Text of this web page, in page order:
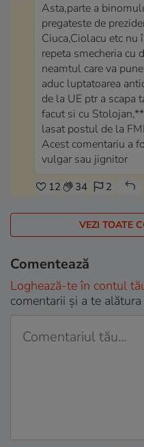
Asta,parte a
pregateste de
Ciuca,Ciolacu etc
repeta smecheria cu
neamtul care va
aduc luptatoarea
de la UE ptr a scapa
facut si cu
lasat postul de la
Acest comentariu a
vulgar sau jignitor
12 34 2
VEZI TOATE
Comentează
Loghează-te în contul
comentarii și a te